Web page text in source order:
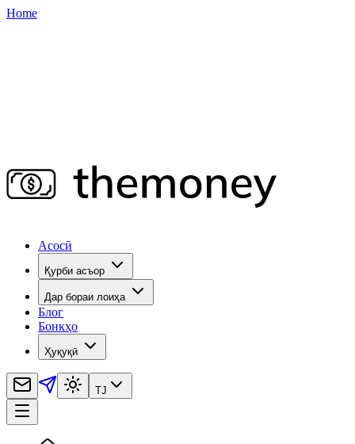
Home
Асосӣ
Қурби асъор
Дар бораи лоиҳа
Блог
Бонкҳо
Ҳуқуқӣ
TJ